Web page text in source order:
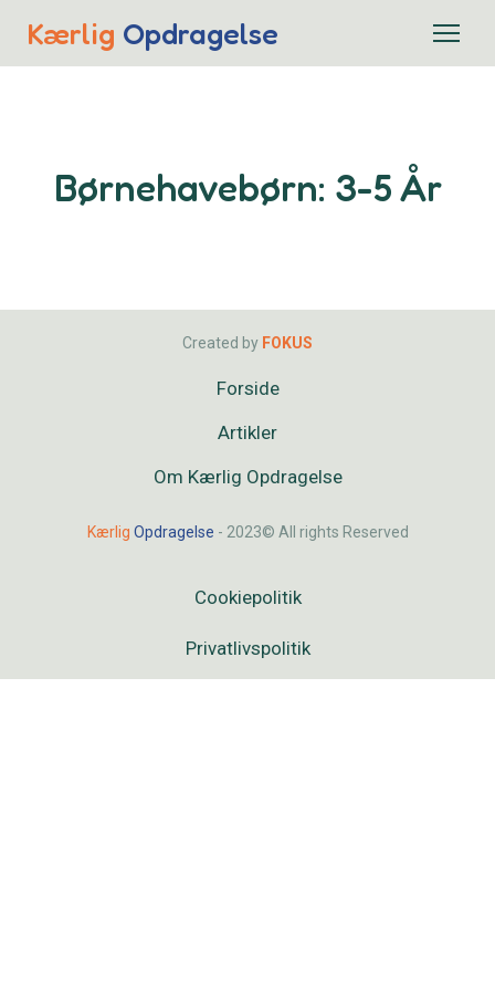
Kærlig Opdragelse
Børnehavebørn: 3-5 År
Created by FOKUS
Forside
Artikler
Om Kærlig Opdragelse
Kærlig Opdragelse - 2023© All rights Reserved
Cookiepolitik
Privatlivspolitik